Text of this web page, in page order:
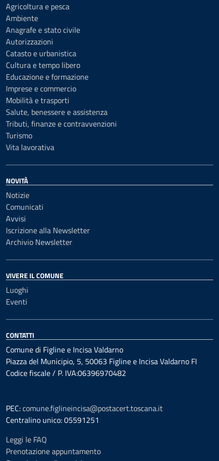
Agricoltura e pesca
Ambiente
Anagrafe e stato civile
Autorizzazioni
Catasto e urbanistica
Cultura e tempo libero
Educazione e formazione
Imprese e commercio
Mobilità e trasporti
Salute, benessere e assistenza
Tributi, finanze e contravvenzioni
Turismo
Vita lavorativa
NOVITÀ
Notizie
Comunicati
Avvisi
Iscrizione alla Newsletter
Archivio Newsletter
VIVERE IL COMUNE
Luoghi
Eventi
CONTATTI
Comune di Figline e Incisa Valdarno
Piazza del Municipio, 5, 50063 Figline e Incisa Valdarno FI
Codice fiscale / P. IVA:06396970482
PEC:comune.figlineincisa@postacert.toscana.it
Centralino unico: 05591251
Leggi le FAQ
Prenotazione appuntamento